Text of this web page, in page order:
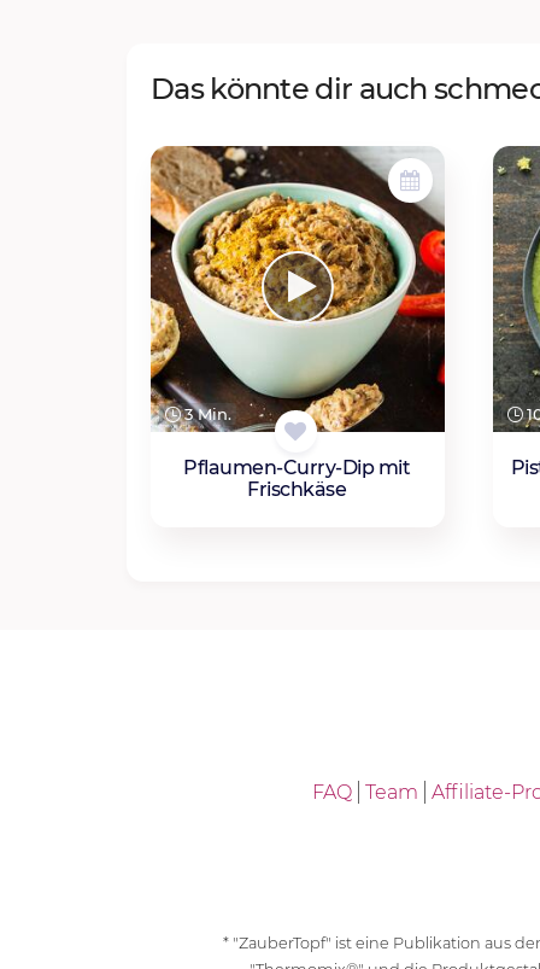
Das könnte dir auch
3 Min.
Pflaumen-Curry-Dip mit
Frischkäse
FAQ Team Affiliate-
* "ZauberTopf" ist eine Publikation aus